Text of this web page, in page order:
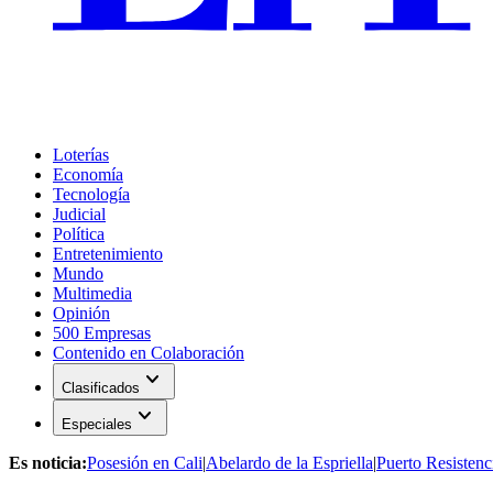
Loterías
Economía
Tecnología
Judicial
Política
Entretenimiento
Mundo
Multimedia
Opinión
500 Empresas
Contenido en Colaboración
Clasificados expand_more
Especiales expand_more
Es noticia:Posesión en Cali|Abelardo de la Espriella|Puerto